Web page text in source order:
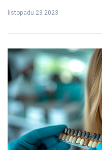
dětského stomatologa.
listopadu 23 2023